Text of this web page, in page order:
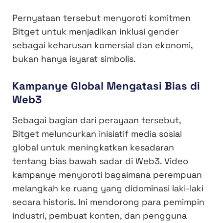
Pernyataan tersebut menyoroti komitmen
Bitget untuk menjadikan inklusi gender
sebagai keharusan komersial dan ekonomi,
bukan hanya isyarat simbolis.
Kampanye Global Mengatasi Bias di
Web3
Sebagai bagian dari perayaan tersebut,
Bitget meluncurkan inisiatif media sosial
global untuk meningkatkan kesadaran
tentang bias bawah sadar di Web3. Video
kampanye menyoroti bagaimana perempuan
melangkah ke ruang yang didominasi laki-laki
secara historis. Ini mendorong para pemimpin
industri, pembuat konten, dan pengguna